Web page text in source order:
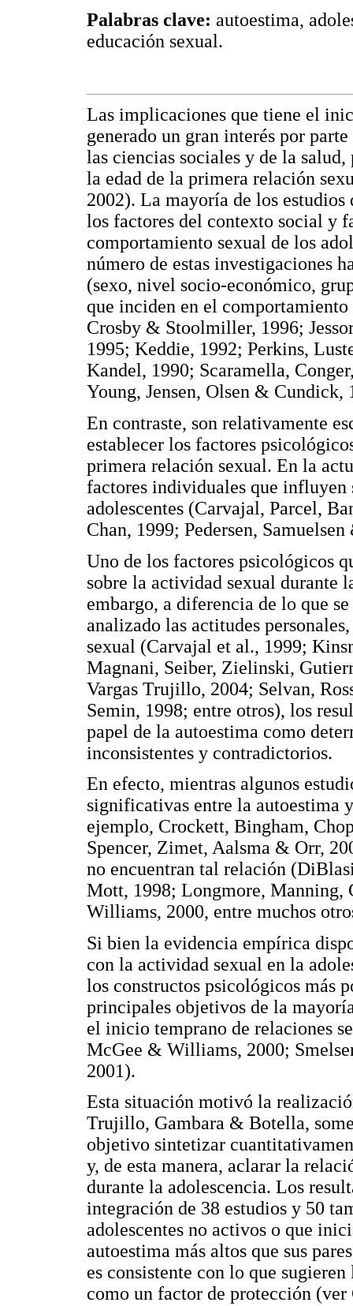
Palabras clave: autoestima,
educación sexual.
Las implicaciones que tiene el
generado un gran interés por
las ciencias sociales y de la
la edad de la primera relación
2002). La mayoría de los
los factores del contexto social y
comportamiento sexual de los
número de estas investigaciones
(sexo, nivel socio-económico,
que inciden en el
Crosby & Stoolmiller, 1996;
1995; Keddie, 1992; Perkins,
Kandel, 1990; Scaramella,
Young, Jensen, Olsen & Cundick,
En contraste, son relativamente
establecer los factores
primera relación sexual. En la
factores individuales que influyen
adolescentes (Carvajal, Parcel,
Chan, 1999; Pedersen,
Uno de los factores psicológicos
sobre la actividad sexual durante
embargo, a diferencia de lo que
analizado las actitudes
sexual (Carvajal et al., 1999;
Magnani, Seiber, Zielinski,
Vargas Trujillo, 2004; Selvan,
Semin, 1998; entre otros), los
papel de la autoestima como
inconsistentes y contradictorios.
En efecto, mientras algunos
significativas entre la autoestima
ejemplo, Crockett, Bingham,
Spencer, Zimet, Aalsma & Orr,
no encuentran tal relación
Mott, 1998; Longmore,
Williams, 2000, entre muchos
Si bien la evidencia empírica
con la actividad sexual en la
los constructos psicológicos más
principales objetivos de la
el inicio temprano de relaciones
McGee & Williams, 2000;
2001).
Esta situación motivó la
Trujillo, Gambara & Botella,
objetivo sintetizar
y, de esta manera, aclarar la
durante la adolescencia. Los
integración de 38 estudios y 50
adolescentes no activos o que
autoestima más altos que sus
es consistente con lo que
como un factor de protección